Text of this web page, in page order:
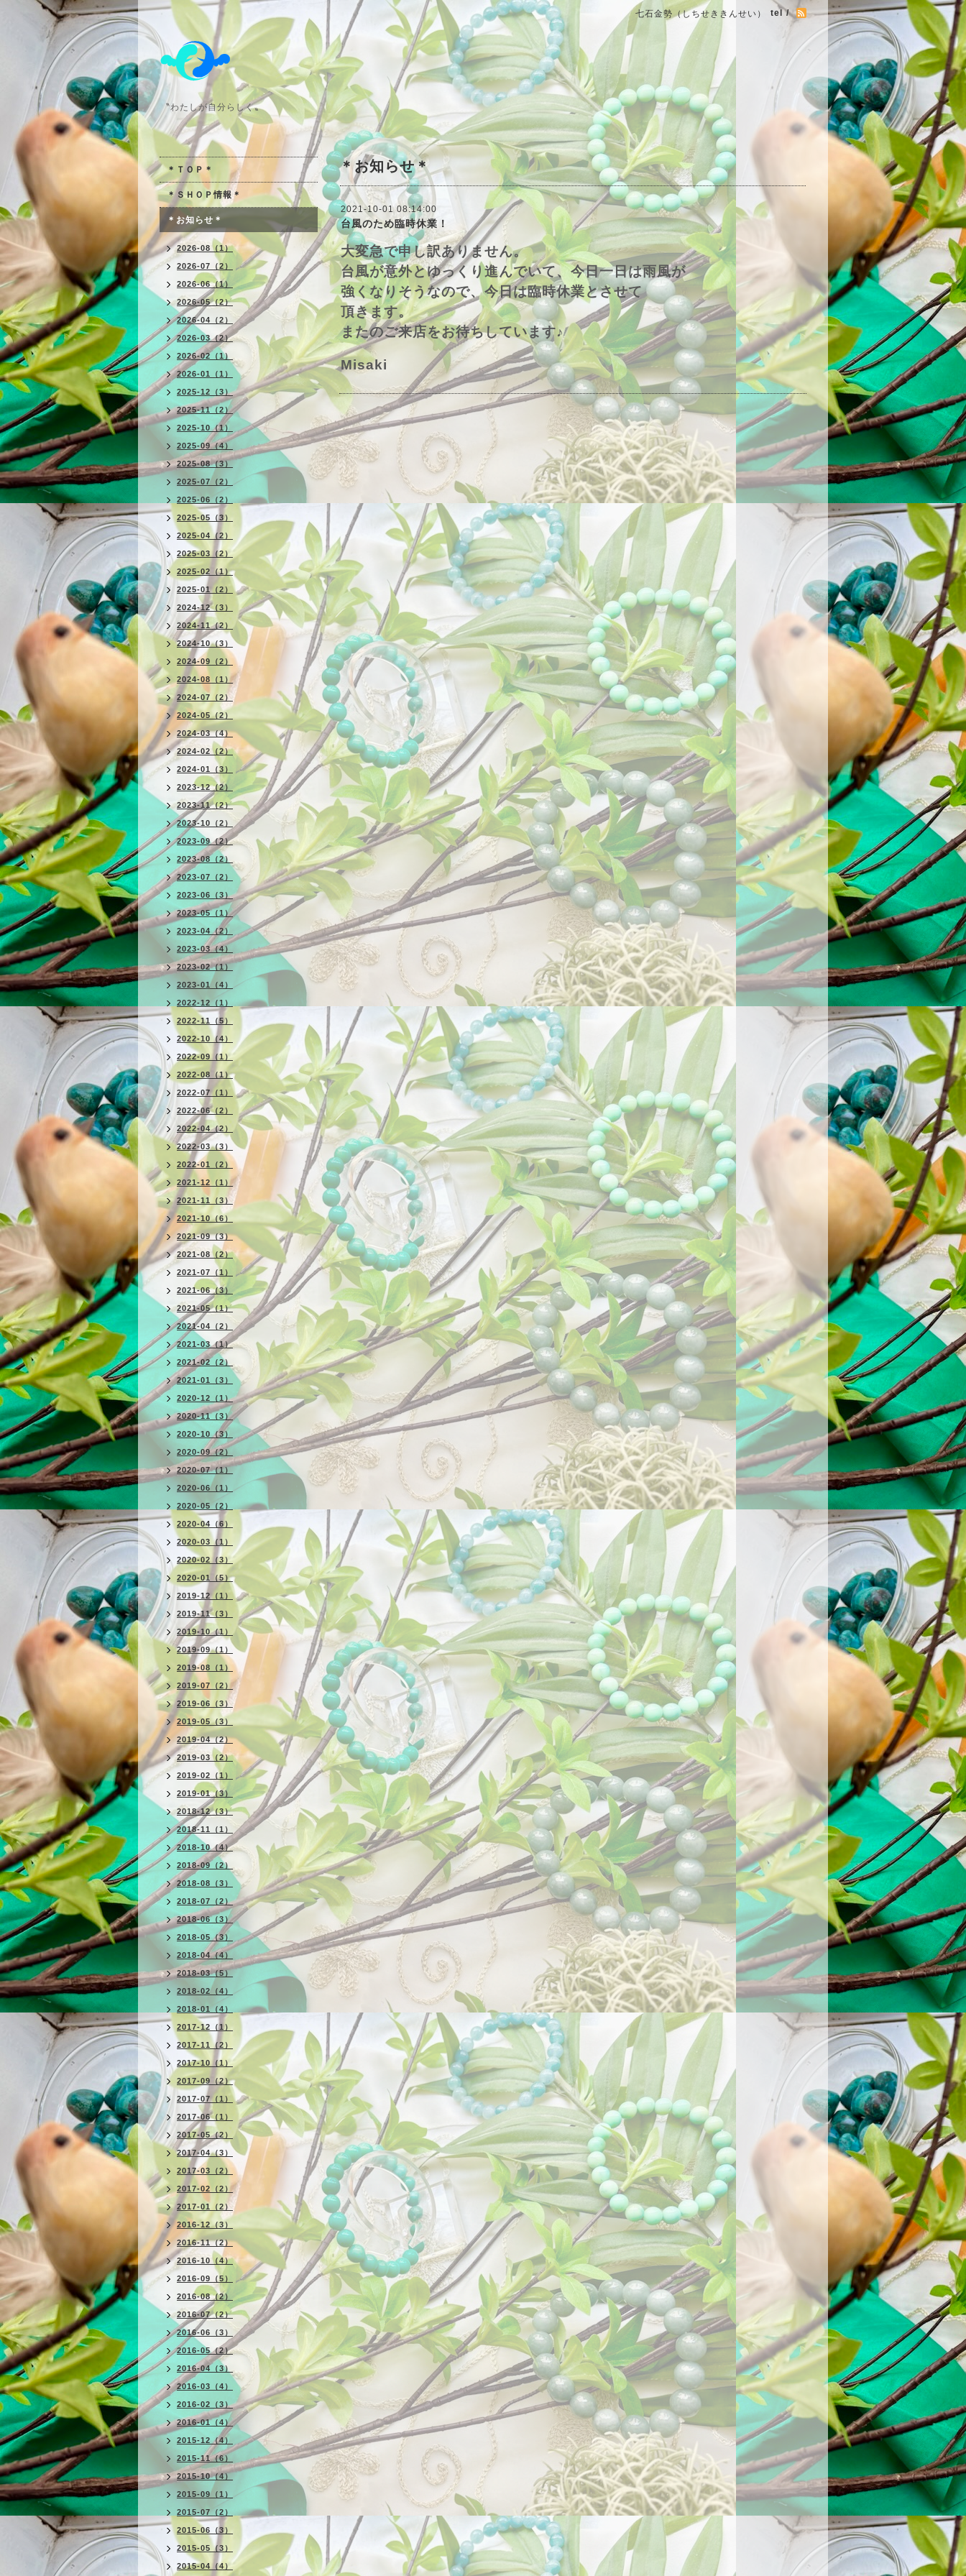
七石金勢（しちせききんせい） tel /
〝わたしが自分らしく〟
＊お知らせ＊
2021-10-01 08:14:00
台風のため臨時休業！
大変急で申し訳ありません。
台風が意外とゆっくり進んでいて、今日一日は雨風が
強くなりそうなので、今日は臨時休業とさせて
頂きます。
またのご来店をお待ちしています♪
Misaki
＊ＴＯＰ＊
＊ＳＨＯＰ情報＊
＊お知らせ＊
2026-08（1）
2026-07（2）
2026-06（1）
2026-05（2）
2026-04（2）
2026-03（2）
2026-02（1）
2026-01（1）
2025-12（3）
2025-11（2）
2025-10（1）
2025-09（4）
2025-08（3）
2025-07（2）
2025-06（2）
2025-05（3）
2025-04（2）
2025-03（2）
2025-02（1）
2025-01（2）
2024-12（3）
2024-11（2）
2024-10（3）
2024-09（2）
2024-08（1）
2024-07（2）
2024-05（2）
2024-03（4）
2024-02（2）
2024-01（3）
2023-12（2）
2023-11（2）
2023-10（2）
2023-09（2）
2023-08（2）
2023-07（2）
2023-06（3）
2023-05（1）
2023-04（2）
2023-03（4）
2023-02（1）
2023-01（4）
2022-12（1）
2022-11（5）
2022-10（4）
2022-09（1）
2022-08（1）
2022-07（1）
2022-06（2）
2022-04（2）
2022-03（3）
2022-01（2）
2021-12（1）
2021-11（3）
2021-10（6）
2021-09（3）
2021-08（2）
2021-07（1）
2021-06（3）
2021-05（1）
2021-04（2）
2021-03（1）
2021-02（2）
2021-01（3）
2020-12（1）
2020-11（3）
2020-10（3）
2020-09（2）
2020-07（1）
2020-06（1）
2020-05（2）
2020-04（6）
2020-03（1）
2020-02（3）
2020-01（5）
2019-12（1）
2019-11（3）
2019-10（1）
2019-09（1）
2019-08（1）
2019-07（2）
2019-06（3）
2019-05（3）
2019-04（2）
2019-03（2）
2019-02（1）
2019-01（3）
2018-12（3）
2018-11（1）
2018-10（4）
2018-09（2）
2018-08（3）
2018-07（2）
2018-06（3）
2018-05（3）
2018-04（4）
2018-03（5）
2018-02（4）
2018-01（4）
2017-12（1）
2017-11（2）
2017-10（1）
2017-09（2）
2017-07（1）
2017-06（1）
2017-05（2）
2017-04（3）
2017-03（2）
2017-02（2）
2017-01（2）
2016-12（3）
2016-11（2）
2016-10（4）
2016-09（5）
2016-08（2）
2016-07（2）
2016-06（3）
2016-05（2）
2016-04（3）
2016-03（4）
2016-02（3）
2016-01（4）
2015-12（4）
2015-11（6）
2015-10（4）
2015-09（1）
2015-07（2）
2015-06（3）
2015-05（3）
2015-04（4）